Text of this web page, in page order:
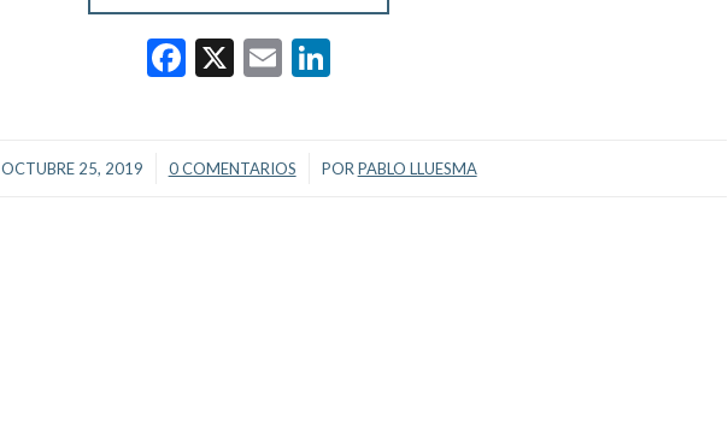
Facebook
X Email
OCTUBRE 25, 2019
/ 0 COMENTARIOS
/ POR PABLO LLUESMA